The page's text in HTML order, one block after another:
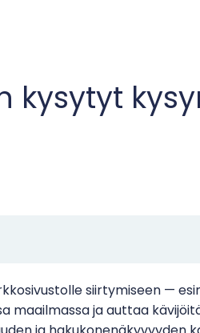
kysytyt
siirtymiseen —
maailmassa ja auttaa